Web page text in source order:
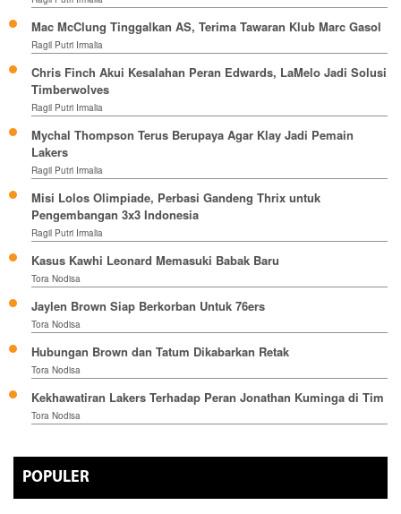
Mac McClung Tinggalkan AS, Terima Tawaran Klub Marc Gasol
Ragil Putri Irmalia
Chris Finch Akui Kesalahan Peran Edwards, LaMelo Jadi Solusi
Timberwolves
Ragil Putri Irmalia
Mychal Thompson Terus Berupaya Agar Klay Jadi Pemain
Lakers
Ragil Putri Irmalia
Misi Lolos Olimpiade, Perbasi Gandeng Thrix untuk
Pengembangan 3x3 Indonesia
Ragil Putri Irmalia
Kasus Kawhi Leonard Memasuki Babak Baru
Tora Nodisa
Jaylen Brown Siap Berkorban Untuk 76ers
Tora Nodisa
Hubungan Brown dan Tatum Dikabarkan Retak
Tora Nodisa
Kekhawatiran Lakers Terhadap Peran Jonathan Kuminga di Tim
Tora Nodisa
POPULER